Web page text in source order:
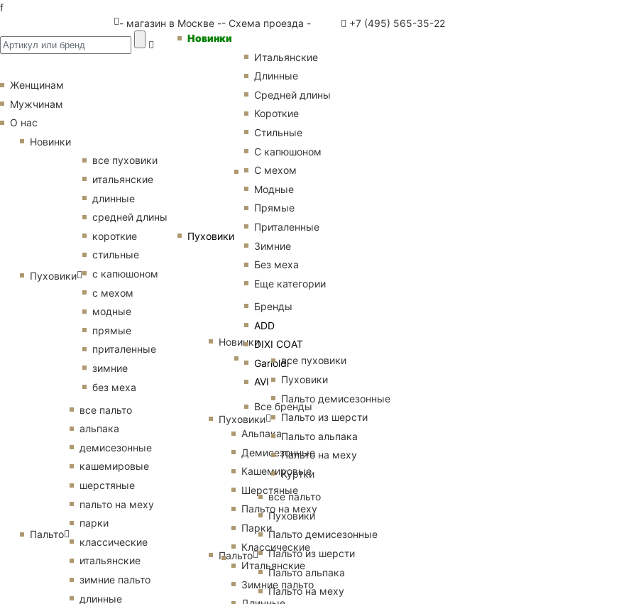
f
- магазин в Москве -- Схема проезда - +7 (495) 565-35-22
Новинки
Пуховики
Итальянские
Длинные
Средней длины
Короткие
Стильные
С капюшоном
С мехом
Модные
Прямые
Приталенные
Зимние
Без меха
Еще категории
Бренды
ADD
DIXI COAT
Garioldi
AVI
Все бренды
Альпака
Демисезонные
Кашемировые
Шерстяные
Пальто на меху
Парки
Классические
Итальянские
Зимние пальто
Женщинам
Мужчинам
О нас
Новинки
Пуховики
все пуховики
итальянские
длинные
средней длины
короткие
стильные
с капюшоном
с мехом
модные
прямые
приталенные
зимние
без меха
Пальто
все пальто
альпака
демисезонные
кашемировые
шерстяные
пальто на меху
парки
классические
итальянские
зимние пальто
длинные
Новинки
Пуховики
все пуховики
Пуховики
Пальто демисезонные
Пальто из шерсти
Пальто альпака
Пальто на меху
Куртки
Пальто
все пальто
Пуховики
Пальто демисезонные
Пальто из шерсти
Пальто альпака
Пальто на меху